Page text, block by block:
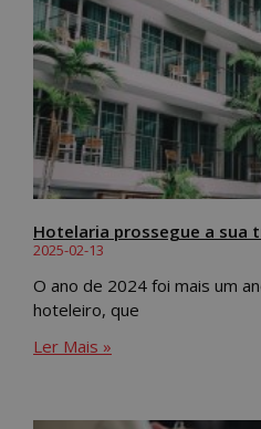
Hotelaria prossegue a sua
2025-02-13
O ano de 2024 foi mais um
hoteleiro, que
Ler Mais »